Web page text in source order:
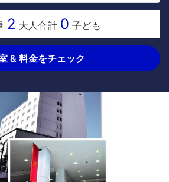
2 大人合計 0 子ども
& 料金をチェック